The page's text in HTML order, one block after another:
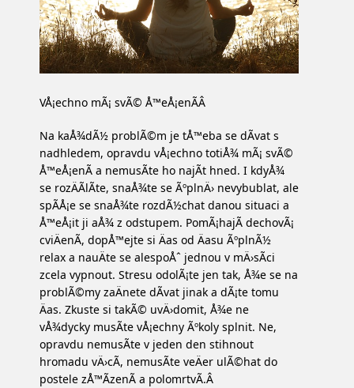
VÅ¡echno mÃ¡ svÃ© Å™eÅ¡enÃ­Â
Na kaÅ¾dÃ½ problÃ©m je tÅ™eba se dÃ­vat s
nadhledem, opravdu vÅ¡echno totiÅ¾ mÃ¡ svÃ©
Å™eÅ¡enÃ­ a nemusÃ­te ho najÃ­t hned. I kdyÅ¾
se rozÄÃ­lÃ­te, snaÅ¾te se ÃºplnÄ› nevybublat, ale
spÃ­Å¡e se snaÅ¾te rozdÃ½chat danou situaci a
Å™eÅ¡it ji aÅ¾ z odstupem. PomÃ¡hajÃ­ dechovÃ¡
cviÄenÃ­, dopÅ™ejte si Äas od Äasu ÃºplnÃ½
relax a nauÄte se alespoÅˆ jednou v mÄ›sÃ­ci
zcela vypnout. Stresu odolÃ¡te jen tak, Å¾e se na
problÃ©my zaÄnete dÃ­vat jinak a dÃ¡te tomu
Äas. Zkuste si takÃ© uvÄ›domit, Å¾e ne
vÅ¾dycky musÃ­te vÅ¡echny Ãºkoly splnit. Ne,
opravdu nemusÃ­te v jeden den stihnout
hromadu vÄ›cÃ­, nemusÃ­te veÄer ulÃ©hat do
postele zÅ™Ã­zenÃ­ a polomrtvÃ­.Â